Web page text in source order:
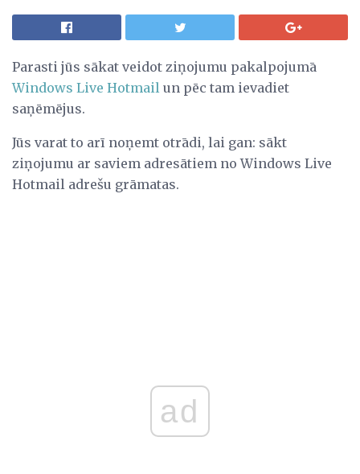
Parasti jūs sākat veidot ziņojumu pakalpojumā
Windows Live Hotmail un pēc tam ievadiet
saņēmējus.
Jūs varat to arī noņemt otrādi, lai gan: sākt
ziņojumu ar saviem adresātiem no Windows Live
Hotmail adrešu grāmatas.
ad